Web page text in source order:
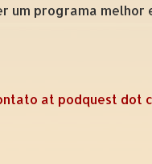
um programa
at podquest dot